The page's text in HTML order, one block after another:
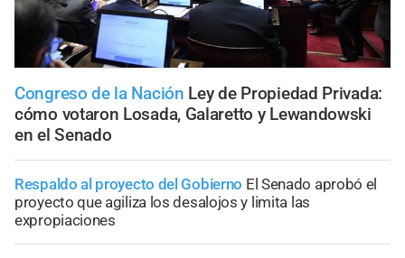
Congreso de la Nación Ley de Propiedad Privada:
cómo votaron Losada, Galaretto y Lewandowski
en el Senado
Respaldo al proyecto del Gobierno El Senado aprobó el
proyecto que agiliza los desalojos y limita las
expropiaciones